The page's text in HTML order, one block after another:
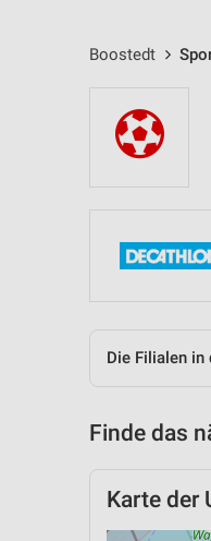
Boostedt
Die Filialen in
Finde das
Karte der